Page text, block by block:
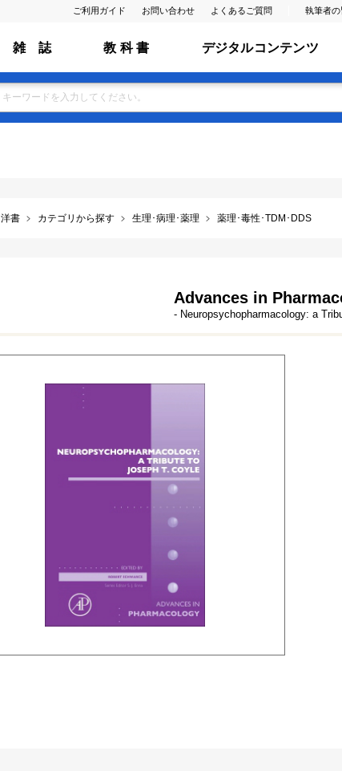
ご利用ガイド お問い合わせ よくあるご質問 執筆者の
雑 誌 教 科 書 デジタルコンテンツ
洋書 カテゴリから探す 生理･病理･薬理 薬理･毒性･TDM･DDS
Advances in
- Neuropsychopharmacology: a